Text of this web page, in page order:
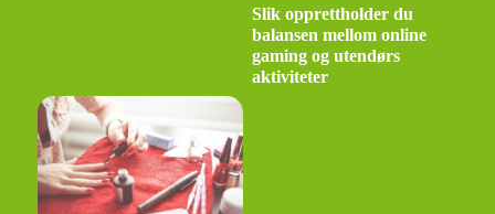
Slik opprettholder du
balansen mellom online
gaming og utendørs
aktiviteter